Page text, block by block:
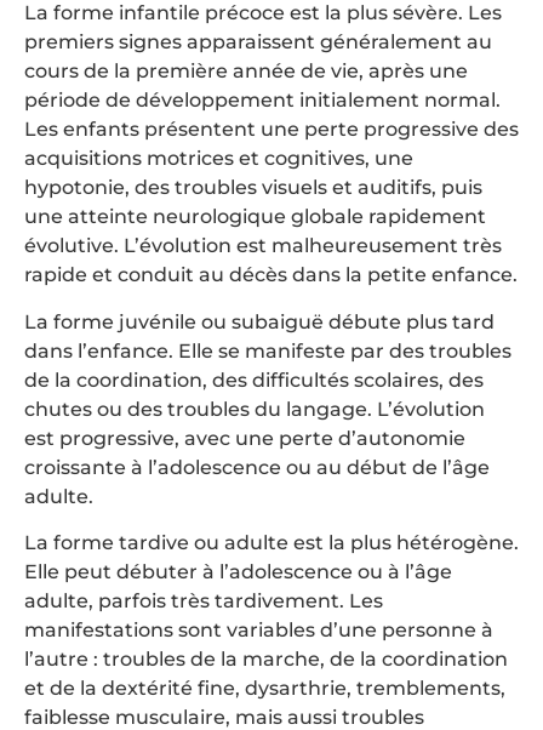
La forme infantile précoce est la plus sévère. Les
premiers signes apparaissent généralement au
cours de la première année de vie, après une
période de développement initialement normal.
Les enfants présentent une perte progressive des
acquisitions motrices et cognitives, une
hypotonie, des troubles visuels et auditifs, puis
une atteinte neurologique globale rapidement
évolutive. L’évolution est malheureusement très
rapide et conduit au décès dans la petite enfance.
La forme juvénile ou subaiguë débute plus tard
dans l’enfance. Elle se manifeste par des troubles
de la coordination, des difficultés scolaires, des
chutes ou des troubles du langage. L’évolution
est progressive, avec une perte d’autonomie
croissante à l’adolescence ou au début de l’âge
adulte.
La forme tardive ou adulte est la plus hétérogène.
Elle peut débuter à l’adolescence ou à l’âge
adulte, parfois très tardivement. Les
manifestations sont variables d’une personne à
l’autre : troubles de la marche, de la coordination
et de la dextérité fine, dysarthrie, tremblements,
faiblesse musculaire, mais aussi troubles